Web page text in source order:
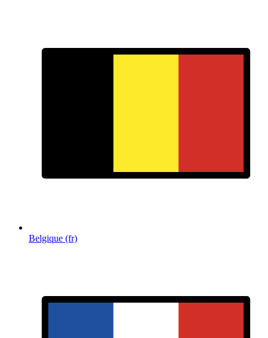
Belgique (fr)